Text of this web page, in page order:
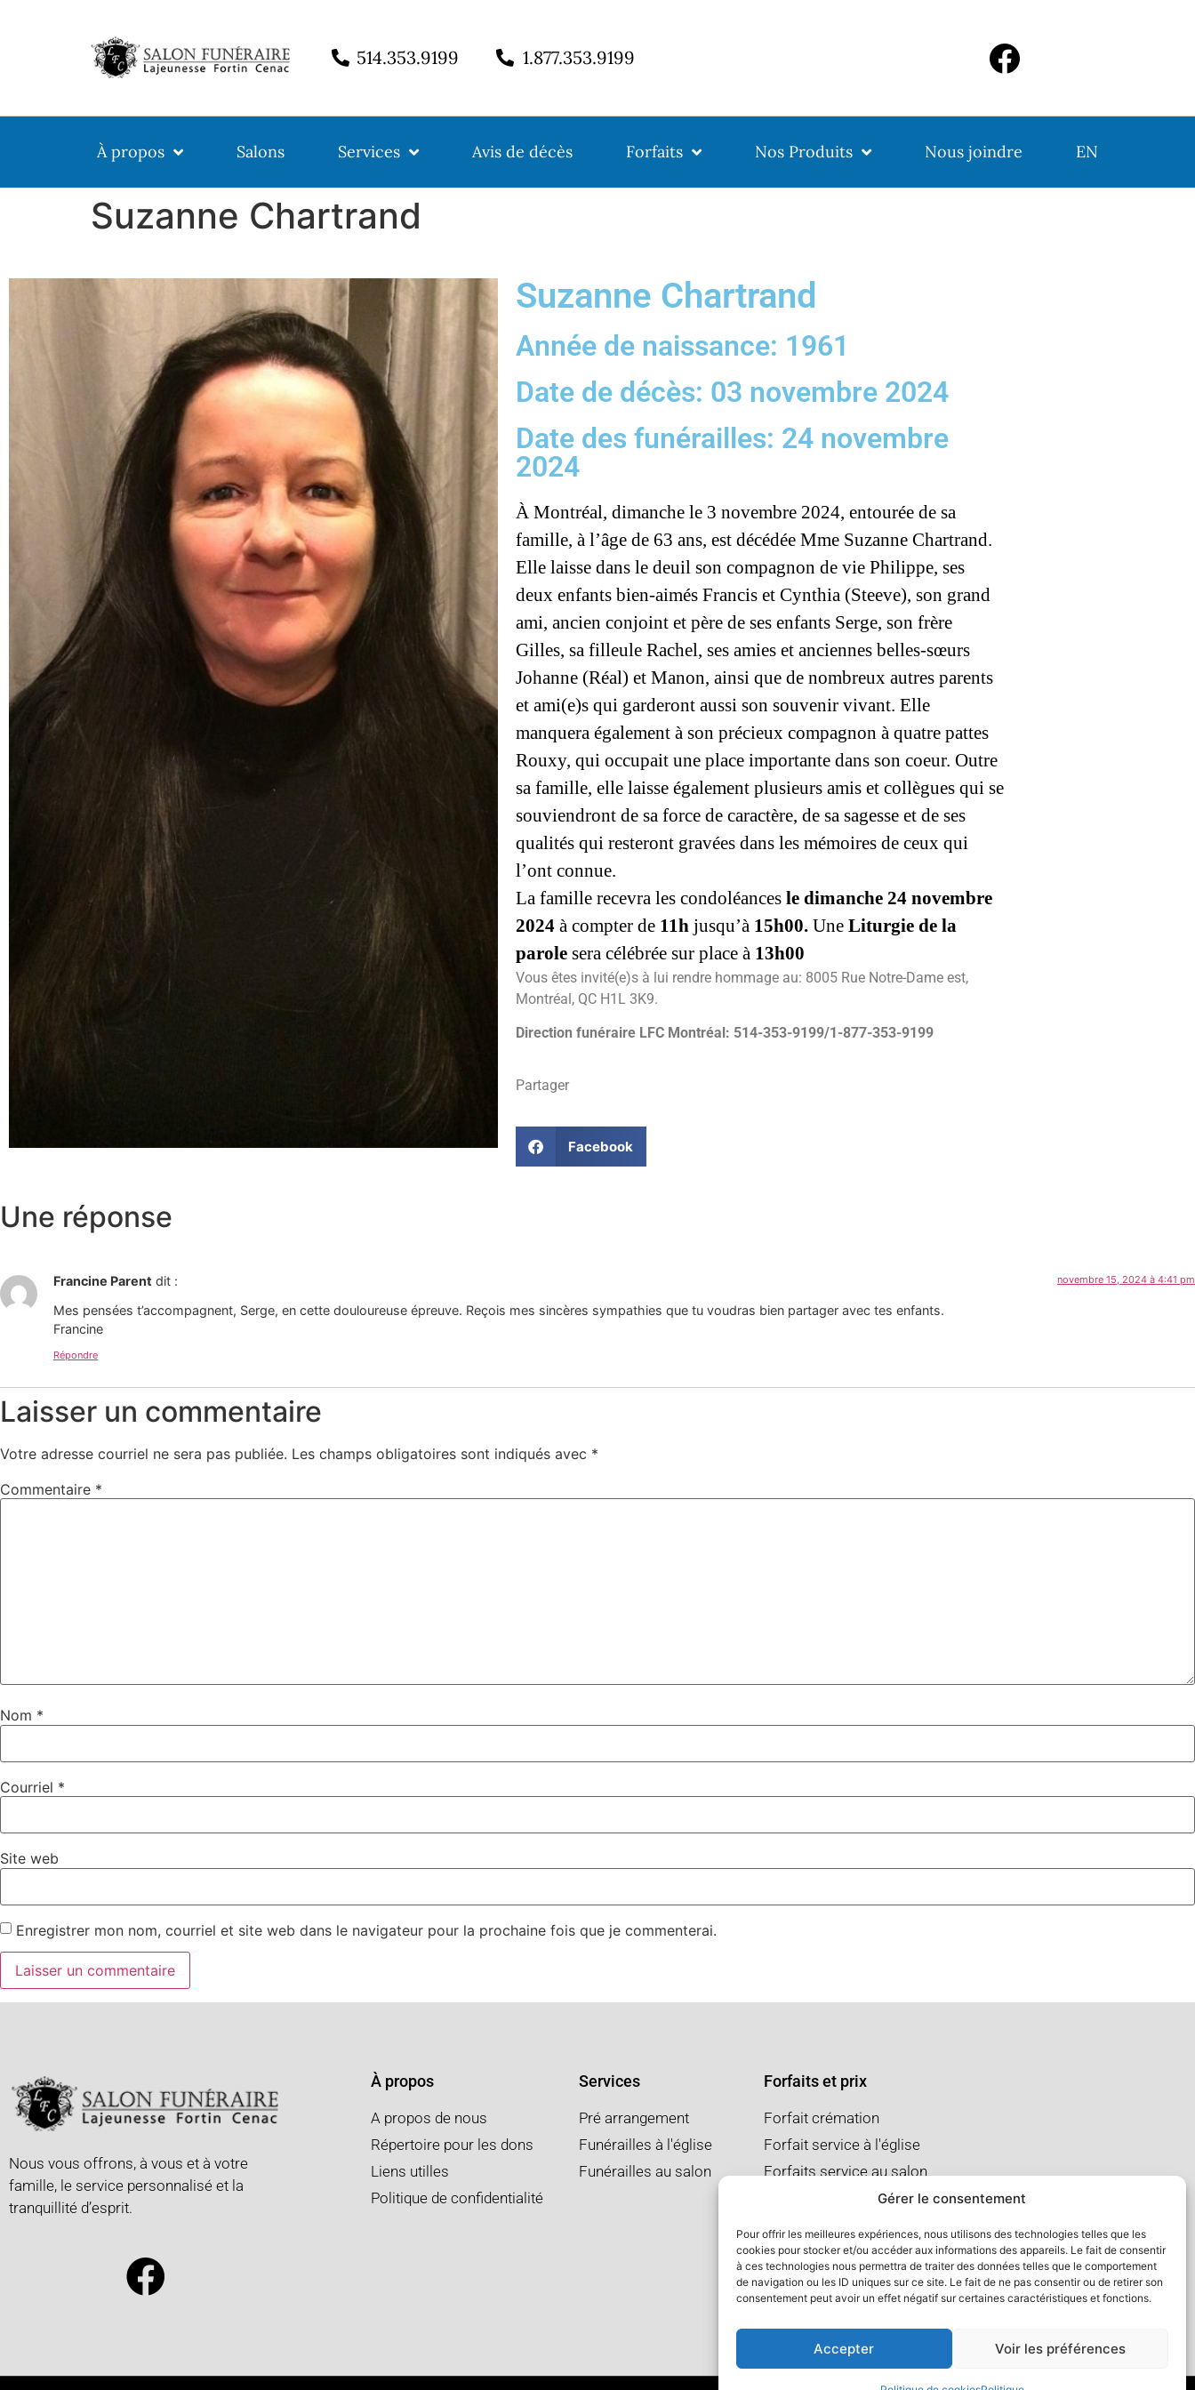
Gérer le consentement
Pour offrir les meilleures expériences, nous utilisons des technologies telles que les
cookies pour stocker et/ou accéder aux informations des appareils. Le fait de consentir
à ces technologies nous permettra de traiter des données telles que le comportement
de navigation ou les ID uniques sur ce site. Le fait de ne pas consentir ou de retirer son
consentement peut avoir un effet négatif sur certaines caractéristiques et fonctions.
Accepter Voir les préférences
514.353.9199 1.877.353.9199
À propos Salons Services Avis de décès Forfaits Nos Produits Nous joindre EN
Suzanne Chartrand
Suzanne Chartrand
Année de naissance: 1961
Date de décès: 03 novembre 2024
Date des funérailles: 24 novembre
2024
À Montréal, dimanche le 3 novembre 2024, entourée de sa
famille, à l’âge de 63 ans, est décédée Mme Suzanne Chartrand.
Elle laisse dans le deuil son compagnon de vie Philippe, ses
deux enfants bien-aimés Francis et Cynthia (Steeve), son grand
ami, ancien conjoint et père de ses enfants Serge, son frère
Gilles, sa filleule Rachel, ses amies et anciennes belles-sœurs
Johanne (Réal) et Manon, ainsi que de nombreux autres parents
et ami(e)s qui garderont aussi son souvenir vivant. Elle
manquera également à son précieux compagnon à quatre pattes
Rouxy, qui occupait une place importante dans son coeur. Outre
sa famille, elle laisse également plusieurs amis et collègues qui se
souviendront de sa force de caractère, de sa sagesse et de ses
qualités qui resteront gravées dans les mémoires de ceux qui
l’ont connue.
La famille recevra les condoléances le dimanche 24 novembre
2024 à compter de 11h jusqu’à 15h00. Une Liturgie de la
parole sera célébrée sur place à 13h00
Vous êtes invité(e)s à lui rendre hommage au: 8005 Rue Notre-Dame est,
Montréal, QC H1L 3K9.
Direction funéraire LFC Montréal: 514-353-9199/1-877-353-9199
Partager
Facebook
Une réponse
Francine Parent dit : novembre 15, 2024 à 4:41 pm
Mes pensées t’accompagnent, Serge, en cette douloureuse épreuve. Reçois mes sincères sympathies que tu voudras bien partager avec tes enfants. ️
Francine
Répondre
Laisser un commentaire
Votre adresse courriel ne sera pas publiée. Les champs obligatoires sont indiqués avec *
Commentaire *
Nom *
Courriel *
Site web
Enregistrer mon nom, courriel et site web dans le navigateur pour la prochaine fois que je commenterai.
Nous vous offrons, à vous et à votre
famille, le service personnalisé et la
tranquillité d’esprit.
À propos
A propos de nous
Répertoire pour les dons
Liens utilles
Politique de confidentialité
Services
Pré arrangement
Funérailles à l'église
Funérailles au salon
Forfaits et prix
Forfait crémation
Forfait service à l'église
Forfaits service au salon